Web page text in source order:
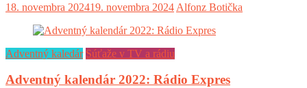
18. novembra 202419. novembra 2024 Alfonz Botička
Adventný kaledár Súťaže v TV a rádiu
Adventný kalendár 2022: Rádio Expres